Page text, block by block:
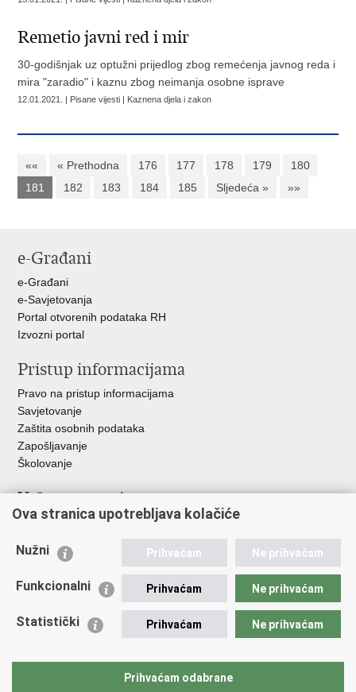
Remetio javni red i mir
30-godišnjak uz optužni prijedlog zbog remećenja javnog reda i
mira "zaradio" i kaznu zbog neimanja osobne isprave
12.01.2021. | Pisane vijesti | Kaznena djela i zakon
«« « Prethodna 176 177 178 179
180
181
182 183 184 185 Sljedeća » »»
e-Građani
e-Građani
e-Savjetovanja
Portal otvorenih podataka RH
Izvozni portal
Pristup informacijama
Pravo na pristup informacijama
Savjetovanje
Zaštita osobnih podataka
Zapošljavanje
Školovanje
Važne poveznice
Ministarstvo unutarnjih poslova
Udruge
Policijska akademija
Zaklada policijske solidarnosti
Vučetić"
Ova stranica upotrebljava kolačiće
Nužni Prihvaćam Ne prihvaćam
Funkcionalni Prihvaćam Ne prihvaćam
Statistički Prihvaćam Ne prihvaćam
Prihvaćam odabrane